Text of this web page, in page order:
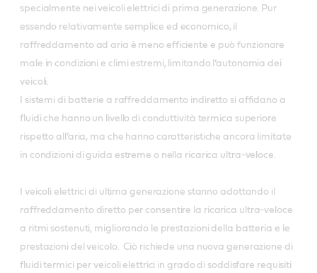
Ottimo isolamento elettrico e punto di
infiammabilità elevato per proteggere la
batteria da guasti e incendi.
Il risultato
la temperatura della batteria del tuo veicolo elettrico
anche in condizioni estreme.
*I vantaggi dei fluidi Castrol per EV sono stati dimostrati in fase
di sviluppo e test su misura. Maggiore autonomia¹, ricarica
specialmente nei veicoli elettrici di prima generazione. Pur
essendo relativamente semplice ed economico, il
raffreddamento ad aria è meno efficiente e può funzionare
male in condizioni e climi estremi, limitando l’autonomia dei
veicoli.
I sistemi di batterie a raffreddamento indiretto si affidano a
fluidi che hanno un livello di conduttività termica superiore
rispetto all’aria, ma che hanno caratteristiche ancora limitate
in condizioni di guida estreme o nella ricarica ultra-veloce.
I veicoli elettrici di ultima generazione stanno adottando il
raffreddamento diretto per consentire la ricarica ultra-veloce
a ritmi sostenuti, migliorando le prestazioni della batteria e le
prestazioni del veicolo. Ciò richiede una nuova generazione di
fluidi termici per veicoli elettrici in grado di soddisfare requisiti